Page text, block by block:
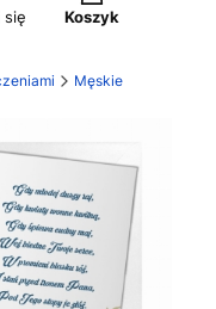
się Koszyk
Męskie